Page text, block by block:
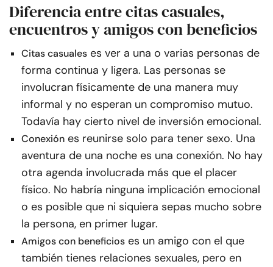
Diferencia entre citas casuales,
encuentros y amigos con beneficios
Citas casuales es ver a una o varias personas de
forma continua y ligera. Las personas se
involucran físicamente de una manera muy
informal y no esperan un compromiso mutuo.
Todavía hay cierto nivel de inversión emocional.
Conexión es reunirse solo para tener sexo. Una
aventura de una noche es una conexión. No hay
otra agenda involucrada más que el placer
físico. No habría ninguna implicación emocional
o es posible que ni siquiera sepas mucho sobre
la persona, en primer lugar.
Amigos con beneficios es un amigo con el que
también tienes relaciones sexuales, pero en